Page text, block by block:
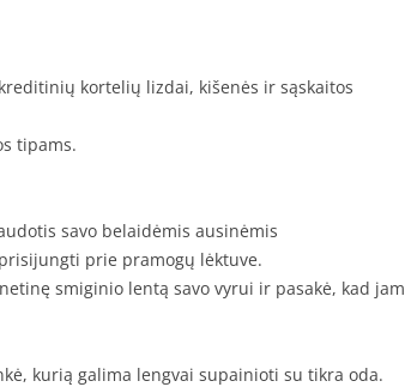
kortelių lizdai, kišenės ir sąskaitos
tipams.
savo belaidėmis ausinėmis
prie pramogų lėktuve.
smiginio lentą savo vyrui ir pasakė, kad jam
kurią galima lengvai supainioti su tikra oda.